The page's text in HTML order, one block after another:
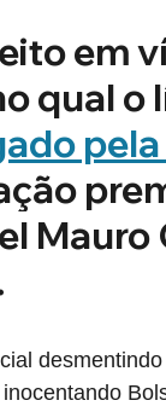
em
qual
Mauro